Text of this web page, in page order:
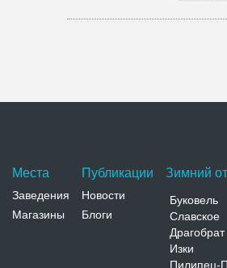
Места
Заведения
Магазины
Публикации
Новости
Блоги
Зимний
Буковель
Славское
Драгобрат
Изки
Пилипец-